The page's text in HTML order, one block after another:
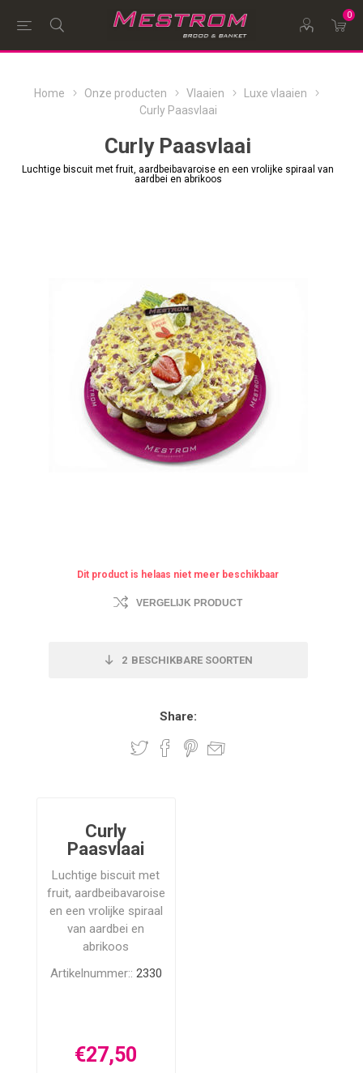
0
Home Onze producten Vlaaien
Luxe vlaaien
Curly Paasvlaai
Curly Paasvlaai
Luchtige biscuit met fruit, aardbeibavaroise en een vrolijke spiraal van
aardbei en abrikoos
Dit product is helaas niet meer beschikbaar
VERGELIJK PRODUCT
2 BESCHIKBARE SOORTEN
Share:
Curly
Paasvlaai
Luchtige biscuit met
fruit, aardbeibavaroise
en een vrolijke spiraal
van aardbei en
abrikoos
Artikelnummer:: 2330
€27,50